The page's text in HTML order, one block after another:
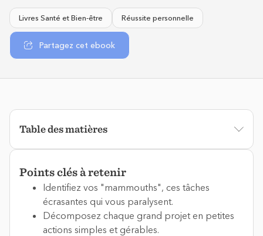
Livres Santé et Bien-être Réussite personnelle
Partagez cet ebook
Points clés à retenir
Identifiez vos "mammouths", ces tâches
écrasantes qui vous paralysent.
Décomposez chaque grand projet en petites
actions simples et gérables.
Table des matières